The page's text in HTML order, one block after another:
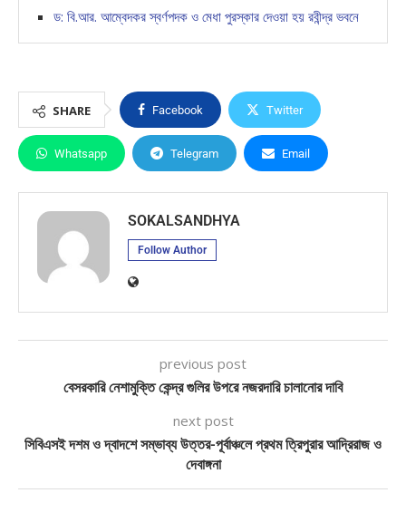
ড: বি.আর. আম্বেদকর স্বর্ণপদক ও মেধা পুরস্কার দেওয়া হয় রবীন্দ্র ভবনে
SHARE Facebook Twitter
Whatsapp Telegram Email
SOKALSANDHYA
Follow Author
previous post
বেসরকারি নেশামুক্তি কেন্দ্র গুলির উপরে নজরদারি চালানোর দাবি
next post
সিবিএসই দশম ও দ্বাদশে সম্ভাব্য উত্তর-পূর্বাঞ্চলে প্রথম ত্রিপুরার আদ্রিরাজ ও
দেবাঙ্গনা